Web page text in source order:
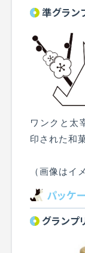
準グラン
ワンクと太
印された和
（画像はイ
パッケ
グラン